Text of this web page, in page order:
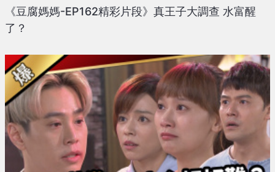
《豆腐媽媽-EP162精彩片段》真王子大調查 水富醒
了？